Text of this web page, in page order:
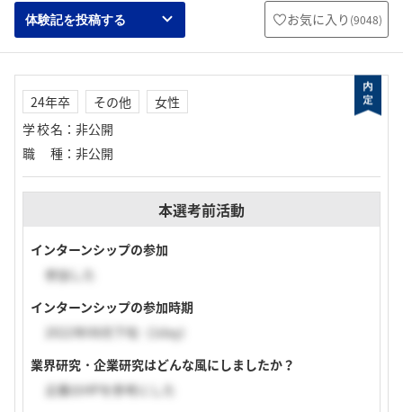
体験記を投稿する お気に入り (9048)
24年卒 その他
女性
学校名 ： 非公開
職種 ： 非公開
本選考前活動
インターンシップの参加
参加した
インターンシップの参加時期
2022年08月下旬（1day）
業界研究・企業研究はどんな風にしましたか？
企業のHPを参考にした